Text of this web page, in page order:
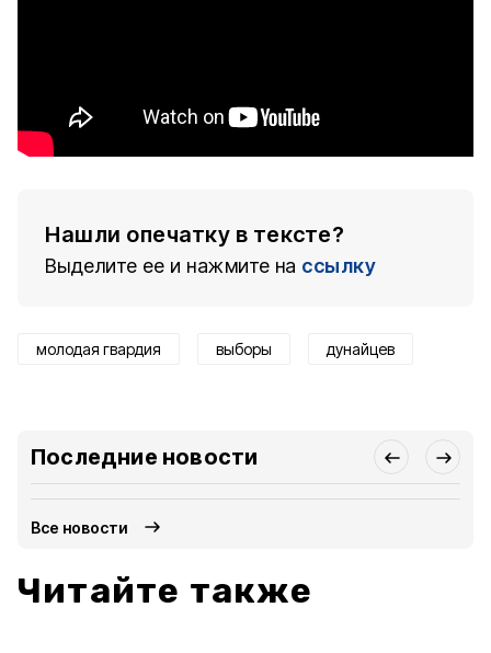
Нашли опечатку в тексте?
Выделите ее и нажмите на ссылку
молодая гвардия выборы дунайцев
Последние новости
Все новости
Читайте также